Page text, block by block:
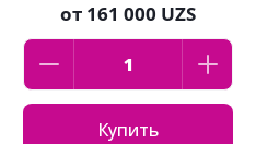
05-2, 30 мл
от 161 000 UZS
Купить